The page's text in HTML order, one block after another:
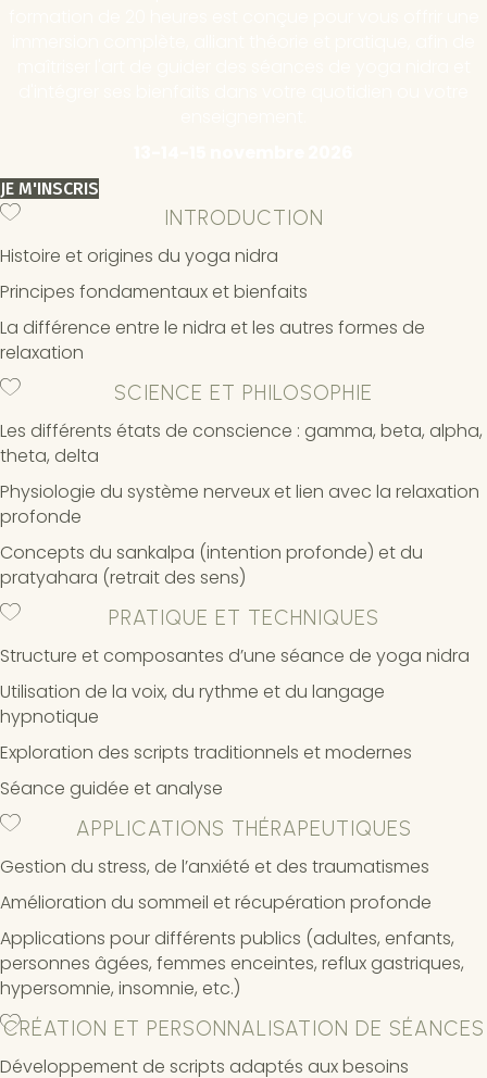
JE M'INSCRIS
INTRODUCTION
Histoire et origines du yoga nidra
Principes fondamentaux et bienfaits
La différence entre le nidra et les autres formes de
relaxation
SCIENCE ET PHILOSOPHIE
Les différents états de conscience : gamma, beta, alpha,
theta, delta
Physiologie du système nerveux et lien avec la relaxation
profonde
Concepts du sankalpa (intention profonde) et du
pratyahara (retrait des sens)
PRATIQUE ET TECHNIQUES
Structure et composantes d’une séance de yoga nidra
Utilisation de la voix, du rythme et du langage
hypnotique
Exploration des scripts traditionnels et modernes
Séance guidée et analyse
APPLICATIONS THÉRAPEUTIQUES
Gestion du stress, de l’anxiété et des traumatismes
Amélioration du sommeil et récupération profonde
Applications pour différents publics (adultes, enfants,
personnes âgées, femmes enceintes, reflux gastriques,
hypersomnie, insomnie, etc.)
CRÉATION ET PERSONNALISATION DE SÉANCES
Développement de scripts adaptés aux besoins